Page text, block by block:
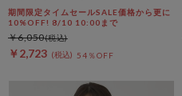
ーディガン
期間限定タイムセールSALE価格から更に
10%OFF! 8/10 10:00まで
￥2,723 54％OFF
￥6,050